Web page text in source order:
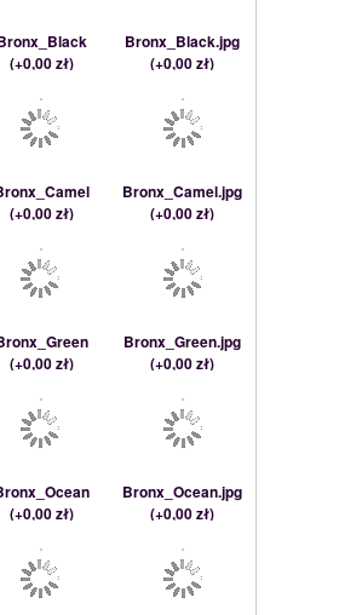
(+0,00 zł)
Bronx_Black.jpg
(+0,00 zł)
(+0,00 zł)
Bronx_Camel.jpg
(+0,00 zł)
(+0,00 zł)
Bronx_Green.jpg
(+0,00 zł)
(+0,00 zł)
Bronx_Ocean.jpg
(+0,00 zł)